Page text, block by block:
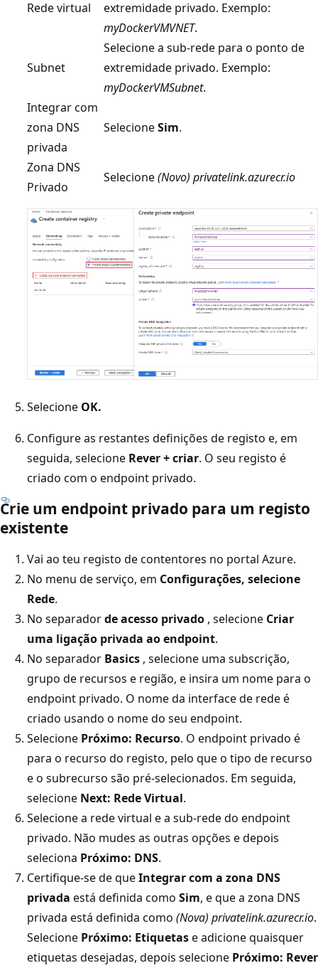
Rede virtual
extremidade privado. Exemplo:
myDockerVMVNET.
Subnet
Selecione a sub-rede para o ponto de
extremidade privado. Exemplo:
myDockerVMSubnet.
Integrar com
zona DNS
privada
SelecioneSim.
Zona DNS
Privado
Selecione(Novo) privatelink.azurecr.io
Selecione OK.
Configure as restantes definições de registo e, em
seguida, selecione Rever + criar. O seu registo é
criado com o endpoint privado.
Crie um endpoint privado para um registo
existente
Vai ao teu registo de contentores no portal Azure.
No menu de serviço, em Configurações, selecione
Rede.
No separadorde acesso privado , selecione Criar
uma ligação privada ao endpoint.
No separador Basics , selecione uma subscrição,
grupo de recursos e região, e insira um nome para o
endpoint privado. O nome da interface de rede é
criado usando o nome do seu endpoint.
Selecione Próximo: Recurso. O endpoint privado é
para o recurso do registo, pelo que o tipo de recurso
e o subrecurso são pré-selecionados. Em seguida,
selecione Next: Rede Virtual.
Selecione a rede virtual e a sub-rede do endpoint
privado. Não mudes as outras opções e depois
seleciona Próximo: DNS.
Certifique-se de queIntegrar com a zona DNS
privada está definida como Sim, e que a zona DNS
privada está definida como (Nova) privatelink.azurecr.io.
Selecione Próximo: Etiquetase adicione quaisquer
etiquetas desejadas, depois selecione Próximo: Rever